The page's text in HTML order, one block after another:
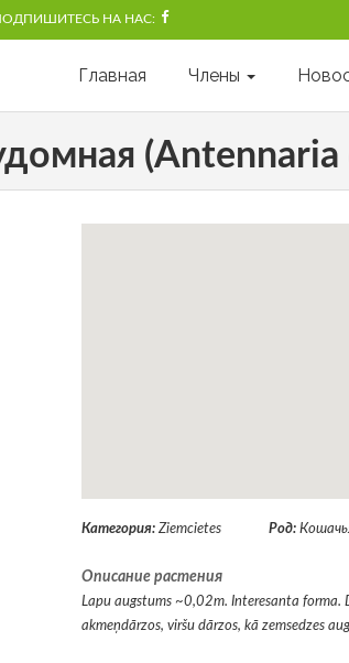
НА НАС:
Главная Члены
(Antennaria
Категория: Ziemcietes Род:
Описание растения
Lapu augstums ~0,02m. Interesanta forma.
akmeņdārzos, viršu dārzos, kā zemsedzes